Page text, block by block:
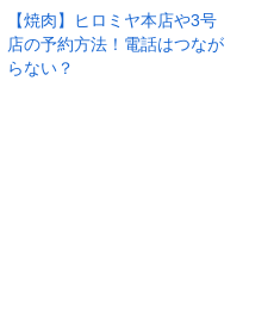
【焼肉】ヒロミヤ本店や3号
店の予約方法！電話はつなが
らない？